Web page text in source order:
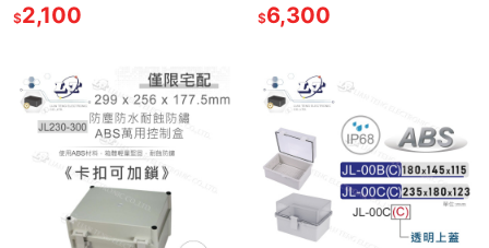
水
$2,100
造
$6,300